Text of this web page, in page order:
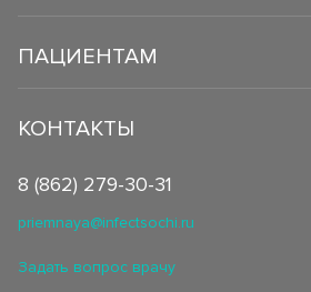
ПАЦИЕНТАМ
КОНТАКТЫ
8 (862) 279-30-31
priemnaya@infectsochi.ru
Задать вопрос врачу